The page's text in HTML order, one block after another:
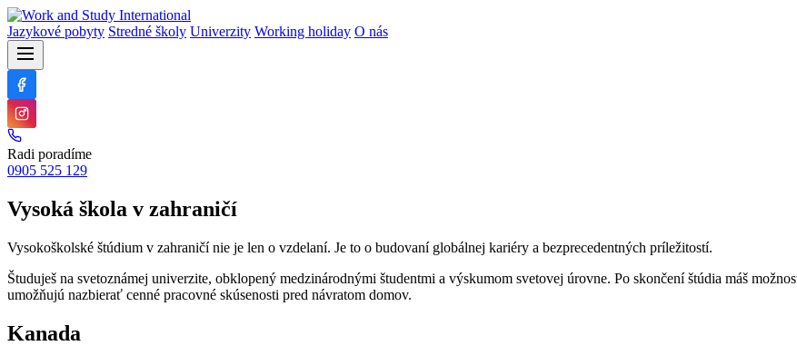
Jazykové pobyty Stredné školy Univerzity Working holiday O nás
Radi poradíme
0905 525 129
Vysoká škola v zahraničí
Vysokoškolské štúdium v zahraničí nie je len o vzdelaní. Je to o budovaní globálnej kariéry a bezprecedentných príležitostí.
Študuješ na svetoznámej univerzite, obklopený medzinárodnými študentmi a výskumom svetovej úrovne. Po skončení štúdia máš
umožňujú nazbierať cenné pracovné skúsenosti pred návratom domov.
Kanada